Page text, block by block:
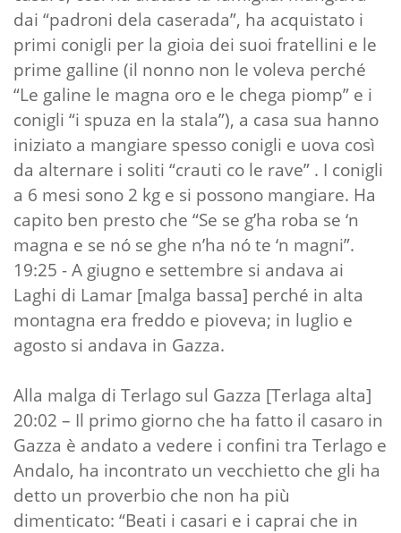
dai “padroni dela caserada”, ha acquistato i
primi conigli per la gioia dei suoi fratellini e le
prime galline (il nonno non le voleva perché
“Le galine le magna oro e le chega piomp” e i
conigli “i spuza en la stala”), a casa sua hanno
iniziato a mangiare spesso conigli e uova così
da alternare i soliti “crauti co le rave” . I conigli
a 6 mesi sono 2 kg e si possono mangiare. Ha
capito ben presto che “Se se g’ha roba se ‘n
magna e se nó se ghe n’ha nó te ‘n magni”.
19:25 - A giugno e settembre si andava ai
Laghi di Lamar [malga bassa] perché in alta
montagna era freddo e pioveva; in luglio e
agosto si andava in Gazza.
Alla malga di Terlago sul Gazza [Terlaga alta]
20:02 – Il primo giorno che ha fatto il casaro in
Gazza è andato a vedere i confini tra Terlago e
Andalo, ha incontrato un vecchietto che gli ha
detto un proverbio che non ha più
dimenticato: “Beati i casari e i caprai che in